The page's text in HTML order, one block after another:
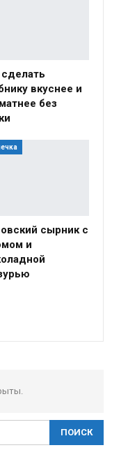
вкуснее и
без
сырник с
и